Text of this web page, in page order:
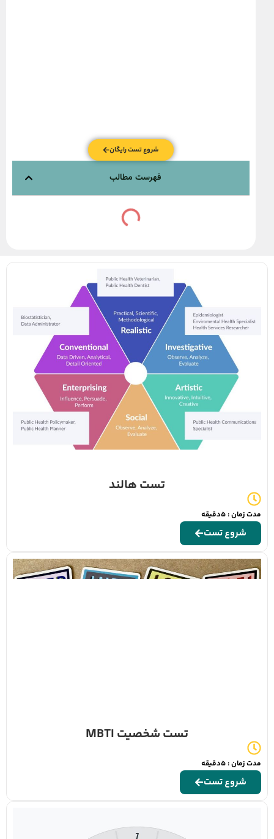
شروع تست رایگان
فهرست مطالب
تست هالند
مدت زمان : 5دقیقه
شروع تست
تست شخصیت MBTI
مدت زمان : 5دقیقه
شروع تست